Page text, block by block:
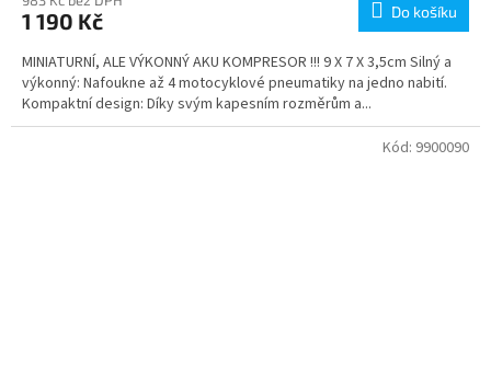
1 190 Kč Do košíku
MINIATURNÍ, ALE VÝKONNÝ AKU KOMPRESOR !!! 9 X 7 X 3,5cm Silný a
výkonný: Nafoukne až 4 motocyklové pneumatiky na jedno nabití.
Kompaktní design: Díky svým kapesním rozměrům a...
Kód: 9900090